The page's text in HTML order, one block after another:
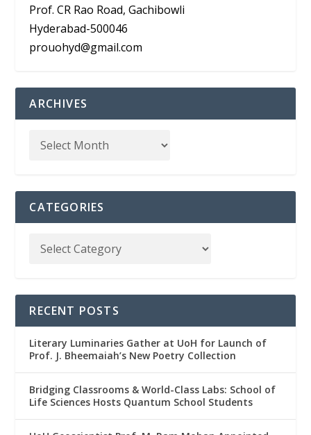
Prof. CR Rao Road, Gachibowli
Hyderabad-500046
prouohyd@gmail.com
ARCHIVES
CATEGORIES
RECENT POSTS
Literary Luminaries Gather at UoH for Launch of
Prof. J. Bheemaiah’s New Poetry Collection
Bridging Classrooms & World-Class Labs: School of
Life Sciences Hosts Quantum School Students